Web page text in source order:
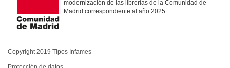
modernización de las librerías de la Comunidad de
Madrid correspondiente al año 2025
Copyright 2019 Tipos Infames